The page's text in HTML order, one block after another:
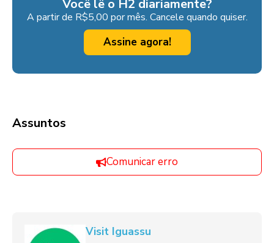
Você lê o H2 diariamente?
A partir de R$5,00 por mês. Cancele quando quiser.
Assine agora!
Assuntos
Comunicar erro
Visit Iguassu